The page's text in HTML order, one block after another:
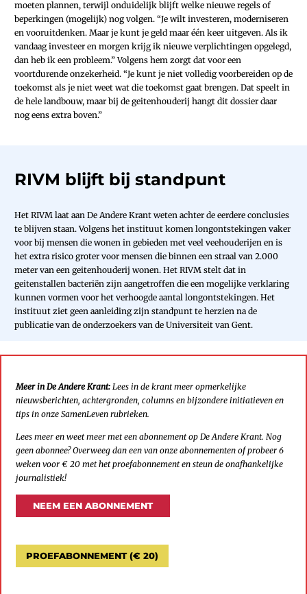
moeten plannen, terwijl onduidelijk blijft welke nieuwe regels of
beperkingen (mogelijk) nog volgen. “Je wilt investeren, moderniseren
en vooruitdenken. Maar je kunt je geld maar één keer uitgeven. Als ik
vandaag investeer en morgen krijg ik nieuwe verplichtingen opgelegd,
dan heb ik een probleem.” Volgens hem zorgt dat voor een
voortdurende onzekerheid. “Je kunt je niet volledig voorbereiden op de
toekomst als je niet weet wat die toekomst gaat brengen. Dat speelt in
de hele landbouw, maar bij de geitenhouderij hangt dit dossier daar
nog eens extra boven.”
RIVM blijft bij standpunt
Het RIVM laat aan De Andere Krant weten achter de eerdere conclusies
te blijven staan. Volgens het instituut komen longontstekingen vaker
voor bij mensen die wonen in gebieden met veel veehouderijen en is
het extra risico groter voor mensen die binnen een straal van 2.000
meter van een geitenhouderij wonen. Het RIVM stelt dat in
geitenstallen bacteriën zijn aangetroffen die een mogelijke verklaring
kunnen vormen voor het verhoogde aantal longontstekingen. Het
instituut ziet geen aanleiding zijn standpunt te herzien na de
publicatie van de onderzoekers van de Universiteit van Gent.
Meer in De Andere Krant: Lees in de krant meer opmerkelijke
nieuwsberichten, achtergronden, columns en bijzondere initiatieven en
tips in onze SamenLeven rubrieken.
Lees meer en weet meer met een abonnement op De Andere Krant. Nog
geen abonnee? Overweeg dan een van onze abonnementen of probeer 6
weken voor € 20 met het proefabonnement en steun de onafhankelijke
journalistiek!
NEEM EEN ABONNEMENT
PROEFABONNEMENT (€ 20)